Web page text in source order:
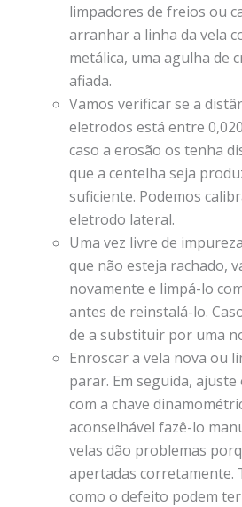
limpadores de freios ou
arranhar a linha da vela
metálica, uma agulha de
afiada.
Vamos verificar se a
eletrodos está entre
caso a erosão os tenha
que a centelha seja
suficiente. Podemos
eletrodo lateral.
Uma vez livre de
que não esteja rachado,
novamente e limpá-lo
antes de reinstalá-lo.
de a substituir por uma
Enroscar a vela nova ou
parar. Em seguida,
com a chave
aconselhável fazê-lo
velas dão problemas
apertadas corretamente.
como o defeito podem